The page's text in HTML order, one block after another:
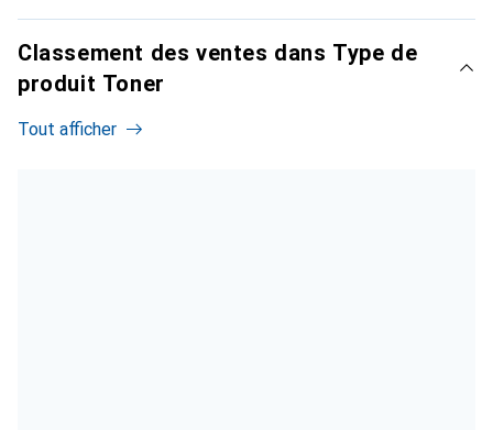
Classement des ventes dans Type de
produit Toner
Tout afficher